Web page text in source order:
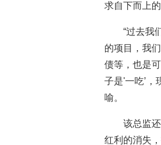
求自下而上的
“过去我
的项目，我
债等，也是
子是'一吃’，
喻。
该总监
红利的消失